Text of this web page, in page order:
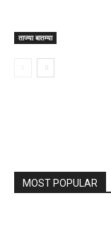
ताज्या बातम्या
MOST POPULAR